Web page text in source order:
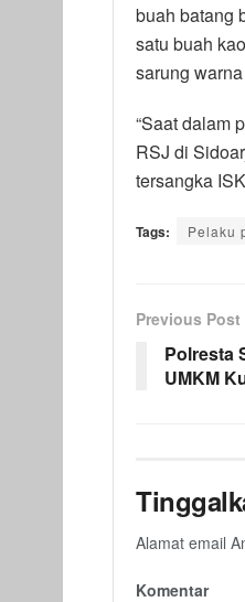
buah batang
satu buah
sarung
“Saat dalam
RSJ di
tersangka
Tags: Pelaku
Previous Post
Polresta
UMKM
Alamat email
Komentar